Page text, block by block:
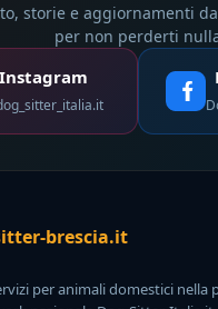
storie e aggiornamenti
per non perderti
Instagram
brescia.it
per animali domestici nella